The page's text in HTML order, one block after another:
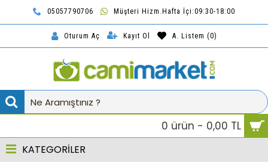
05057790706 Müşteri Hizm.Hafta İçi:09:30-18:00
Oturum Aç Kayıt Ol A. Listem (0)
0 ürün - 0,00 TL
KATEGORİLER